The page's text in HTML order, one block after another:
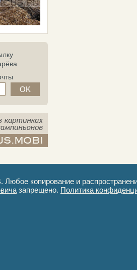
копирование и
запрещено. Политика